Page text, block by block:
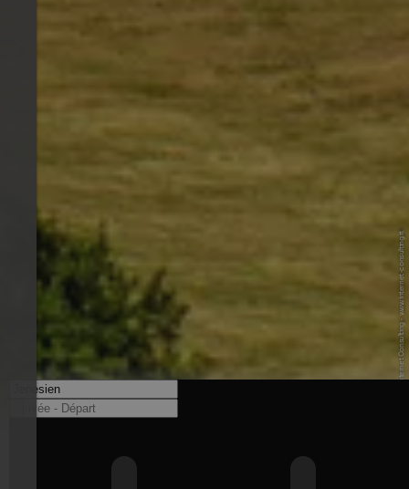
© Fabian A. - Internet Consulting - www.internet-consulting.it